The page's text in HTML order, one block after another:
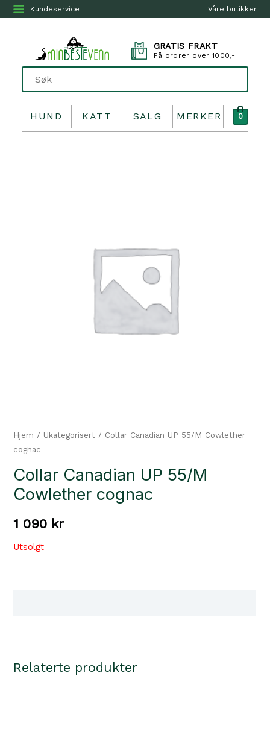
Våre butikker
Kundeservice
GRATIS FRAKT
På ordrer over 1000,-
HUND KATT SALG MERKER 0
Hjem / Ukategorisert / Collar Canadian UP 55/M Cowlether
cognac
Collar Canadian UP 55/M
Cowlether cognac
1 090 kr
Utsolgt
Relaterte produkter